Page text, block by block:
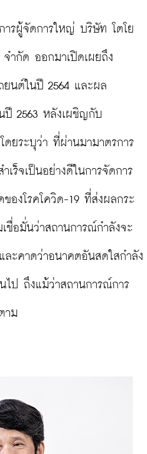
ารผู้จัดการใหญ่ บริษัท โตโย
ำกัด ออกมาเปิดเผยถึง
ยนต์ในปี 2564 และผล
ปี 2563 หลังเผชิญกับ
ดยระบุว่า ที่ผ่านมามาตรการ
เร็จเป็นอย่างดีในการจัดการ
องโรคโควิด-19 ที่ส่งผลกระ
อมั่นว่าสถานการณ์กำลังจะ
ะคาดว่าอนาคตอันสดใสกำลัง
ไป ถึงแม้ว่าสถานการณ์การ
าม